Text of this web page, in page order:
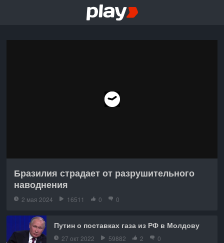
Бразилия страдает от разрушительного
наводнения
2 мая 2024 16511 0 0
Путин о поставках газа из РФ в Молдову
27 окт 2022 59882 2 0